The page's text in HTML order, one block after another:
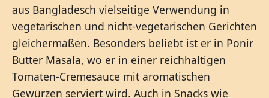
aus Bangladesch vielseitige Verwendung in
vegetarischen und nicht-vegetarischen Gerichten
gleichermaßen. Besonders beliebt ist er in Ponir
Butter Masala, wo er in einer reichhaltigen
Tomaten-Cremesauce mit aromatischen
Gewürzen serviert wird. Auch in Snacks wie